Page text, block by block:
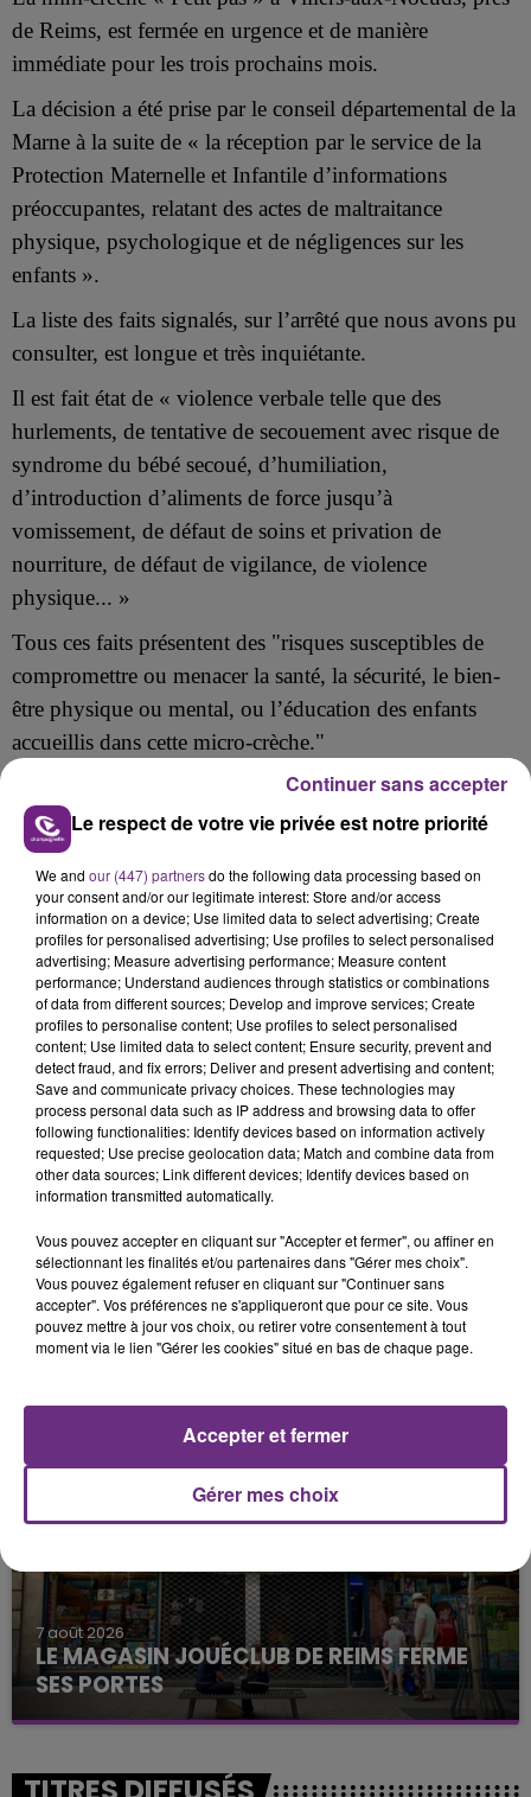
de Reims, est fermée en urgence et de manière
immédiate pour les trois prochains mois.
La décision a été prise par le conseil départemental de la
Marne à la suite de « la réception par le service de la
Protection Maternelle et Infantile d’informations
préoccupantes, relatant des actes de maltraitance
physique, psychologique et de négligences sur les
enfants ».
La liste des faits signalés, sur l’arrêté que nous avons pu
consulter, est longue et très inquiétante.
Il est fait état de « violence verbale telle que des
hurlements, de tentative de secouement avec risque de
syndrome du bébé secoué, d’humiliation,
d’introduction d’aliments de force jusqu’à
vomissement, de défaut de soins et privation de
nourriture, de défaut de vigilance, de violence
physique... »
Tous ces faits présentent des "risques susceptibles de
compromettre ou menacer la santé, la sécurité, le bien-
être physique ou mental, ou l’éducation des enfants
accueillis dans cette micro-crèche."
Le département a reçu sept témoignages « authentiques,
concordant faisant état de faits similaires ayant un
caractère vraisemblable. »
Ces signalements ont été transmis au Procureur de la
République qui confirme l’ouverture d’une enquête.
FIL D'ACTU
7 août 2026
LA CENTRALE NUCLÉAIRE DE CHOOZ
nucléaire ardennaise est à l'arrêt. Une situation
justifiée par la sécheresse intense qui est toujours
7 août 2026
LE MAGASIN JOUÉCLUB DE REIMS FERME
SES PORTES
C'était l'une des institutions du centre-ville
fermer ses portes.
Le respect de votre vie privée est notre priorité
We and our (447) partnersdo the following data processing based on
your consent and/or our legitimate interest: Store and/or access
information on a device; Use limited data to select advertising; Create
profiles for personalised advertising; Use profiles to select personalised
advertising; Measure advertising performance; Measure content
performance; Understand audiences through statistics or combinations
of data from different sources; Develop and improve services; Create
profiles to personalise content; Use profiles to select personalised
content; Use limited data to select content; Ensure security, prevent and
detect fraud, and fix errors; Deliver and present advertising and content;
Save and communicate privacy choices. These technologies may
process personal data such as IP address and browsing data to offer
following functionalities: Identify devices based on information actively
requested; Use precise geolocation data; Match and combine data from
other data sources; Link different devices; Identify devices based on
information transmitted automatically.
Vous pouvez accepter en cliquant sur "Accepter et fermer", ou affiner en
sélectionnant les finalités et/ou partenaires dans "Gérer mes choix".
Vous pouvez également refuser en cliquant sur "Continuer sans
accepter". Vos préférences ne s'appliqueront que pour ce site. Vous
pouvez mettre à jour vos choix, ou retirer votre consentement à tout
moment via le lien "Gérer les cookies" situé en bas de chaque page.
Gérer mes choix
Accepter et fermer
Continuer sans accepter